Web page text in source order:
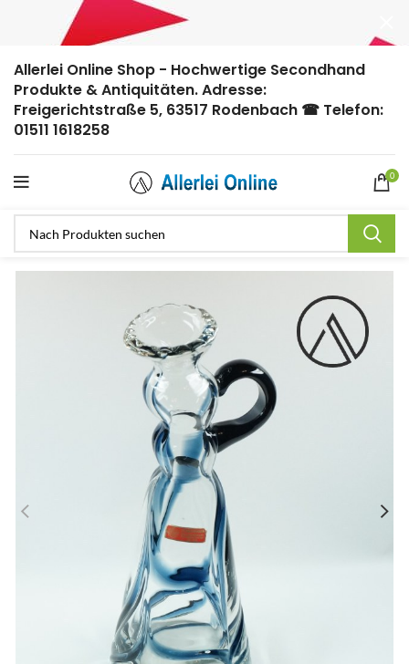
Allerlei Online Shop - Hochwertige Secondhand
Produkte & Antiquitäten. Adresse:
Freigerichtstraße 5, 63517 Rodenbach ☎ Telefon:
01511 1618258
0